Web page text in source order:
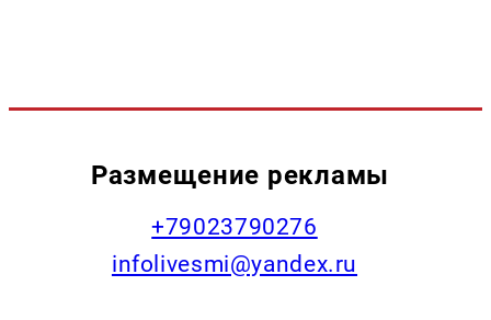
Размещение рекламы
+79023790276
infolivesmi@yandex.ru